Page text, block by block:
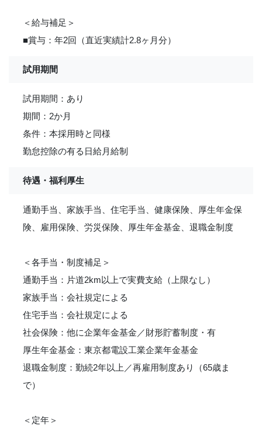
＜給与補足＞
■賞与：年2回（直近実績計2.8ヶ月分）
試用期間
試用期間：あり
期間：2か月
条件：本採用時と同様
勤怠控除の有る日給月給制
待遇・福利厚生
通勤手当、家族手当、住宅手当、健康保険、厚生年金保
険、雇用保険、労災保険、厚生年金基金、退職金制度
＜各手当・制度補足＞
通勤手当：片道2km以上で実費支給（上限なし）
家族手当：会社規定による
住宅手当：会社規定による
社会保険：他に企業年金基金／財形貯蓄制度・有
厚生年金基金：東京都電設工業企業年金基金
退職金制度：勤続2年以上／再雇用制度あり（65歳ま
で）
＜定年＞